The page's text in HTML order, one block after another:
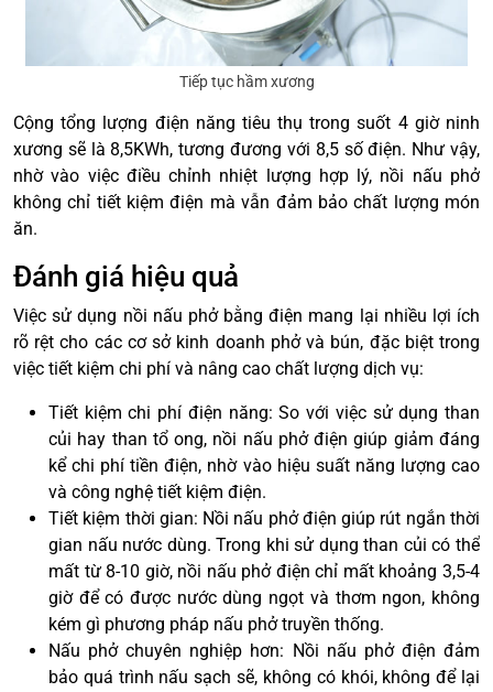
Tiếp tục hầm xương
Cộng tổng lượng điện năng tiêu thụ trong suốt 4 giờ ninh
xương sẽ là 8,5KWh, tương đương với 8,5 số điện. Như vậy,
nhờ vào việc điều chỉnh nhiệt lượng hợp lý, nồi nấu phở
không chỉ tiết kiệm điện mà vẫn đảm bảo chất lượng món
ăn.
Đánh giá hiệu quả
Việc sử dụng nồi nấu phở bằng điện mang lại nhiều lợi ích
rõ rệt cho các cơ sở kinh doanh phở và bún, đặc biệt trong
việc tiết kiệm chi phí và nâng cao chất lượng dịch vụ:
Tiết kiệm chi phí điện năng: So với việc sử dụng than
củi hay than tổ ong, nồi nấu phở điện giúp giảm đáng
kể chi phí tiền điện, nhờ vào hiệu suất năng lượng cao
và công nghệ tiết kiệm điện.
Tiết kiệm thời gian: Nồi nấu phở điện giúp rút ngắn thời
gian nấu nước dùng. Trong khi sử dụng than củi có thể
mất từ 8-10 giờ, nồi nấu phở điện chỉ mất khoảng 3,5-4
giờ để có được nước dùng ngọt và thơm ngon, không
kém gì phương pháp nấu phở truyền thống.
Nấu phở chuyên nghiệp hơn: Nồi nấu phở điện đảm
bảo quá trình nấu sạch sẽ, không có khói, không để lại